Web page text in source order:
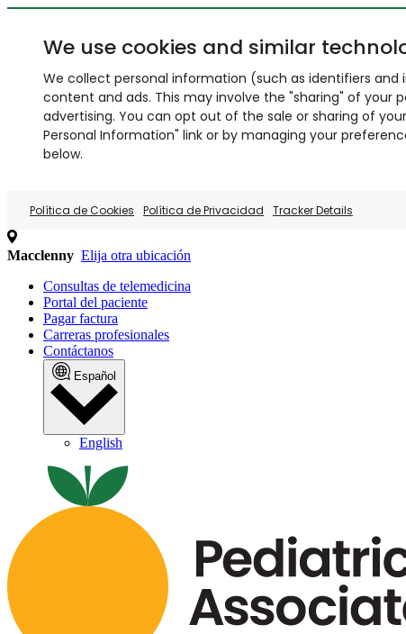
We use cookies and similar
We collect personal information (such as identifiers
content and ads. This may involve the "sharing" of
advertising. You can opt out of the sale or sharing of
Personal Information" link or by managing your
below.
Política de Cookies Política de Privacidad Tracker Details
Macclenny Elija otra ubicación
Consultas de telemedicina
Portal del paciente
Pagar factura
Carreras profesionales
Contáctanos
Español
English